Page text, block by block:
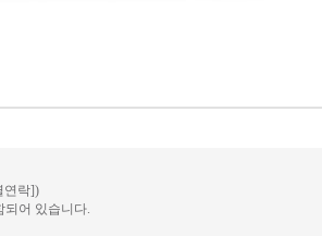
연락])
되어 있습니다.